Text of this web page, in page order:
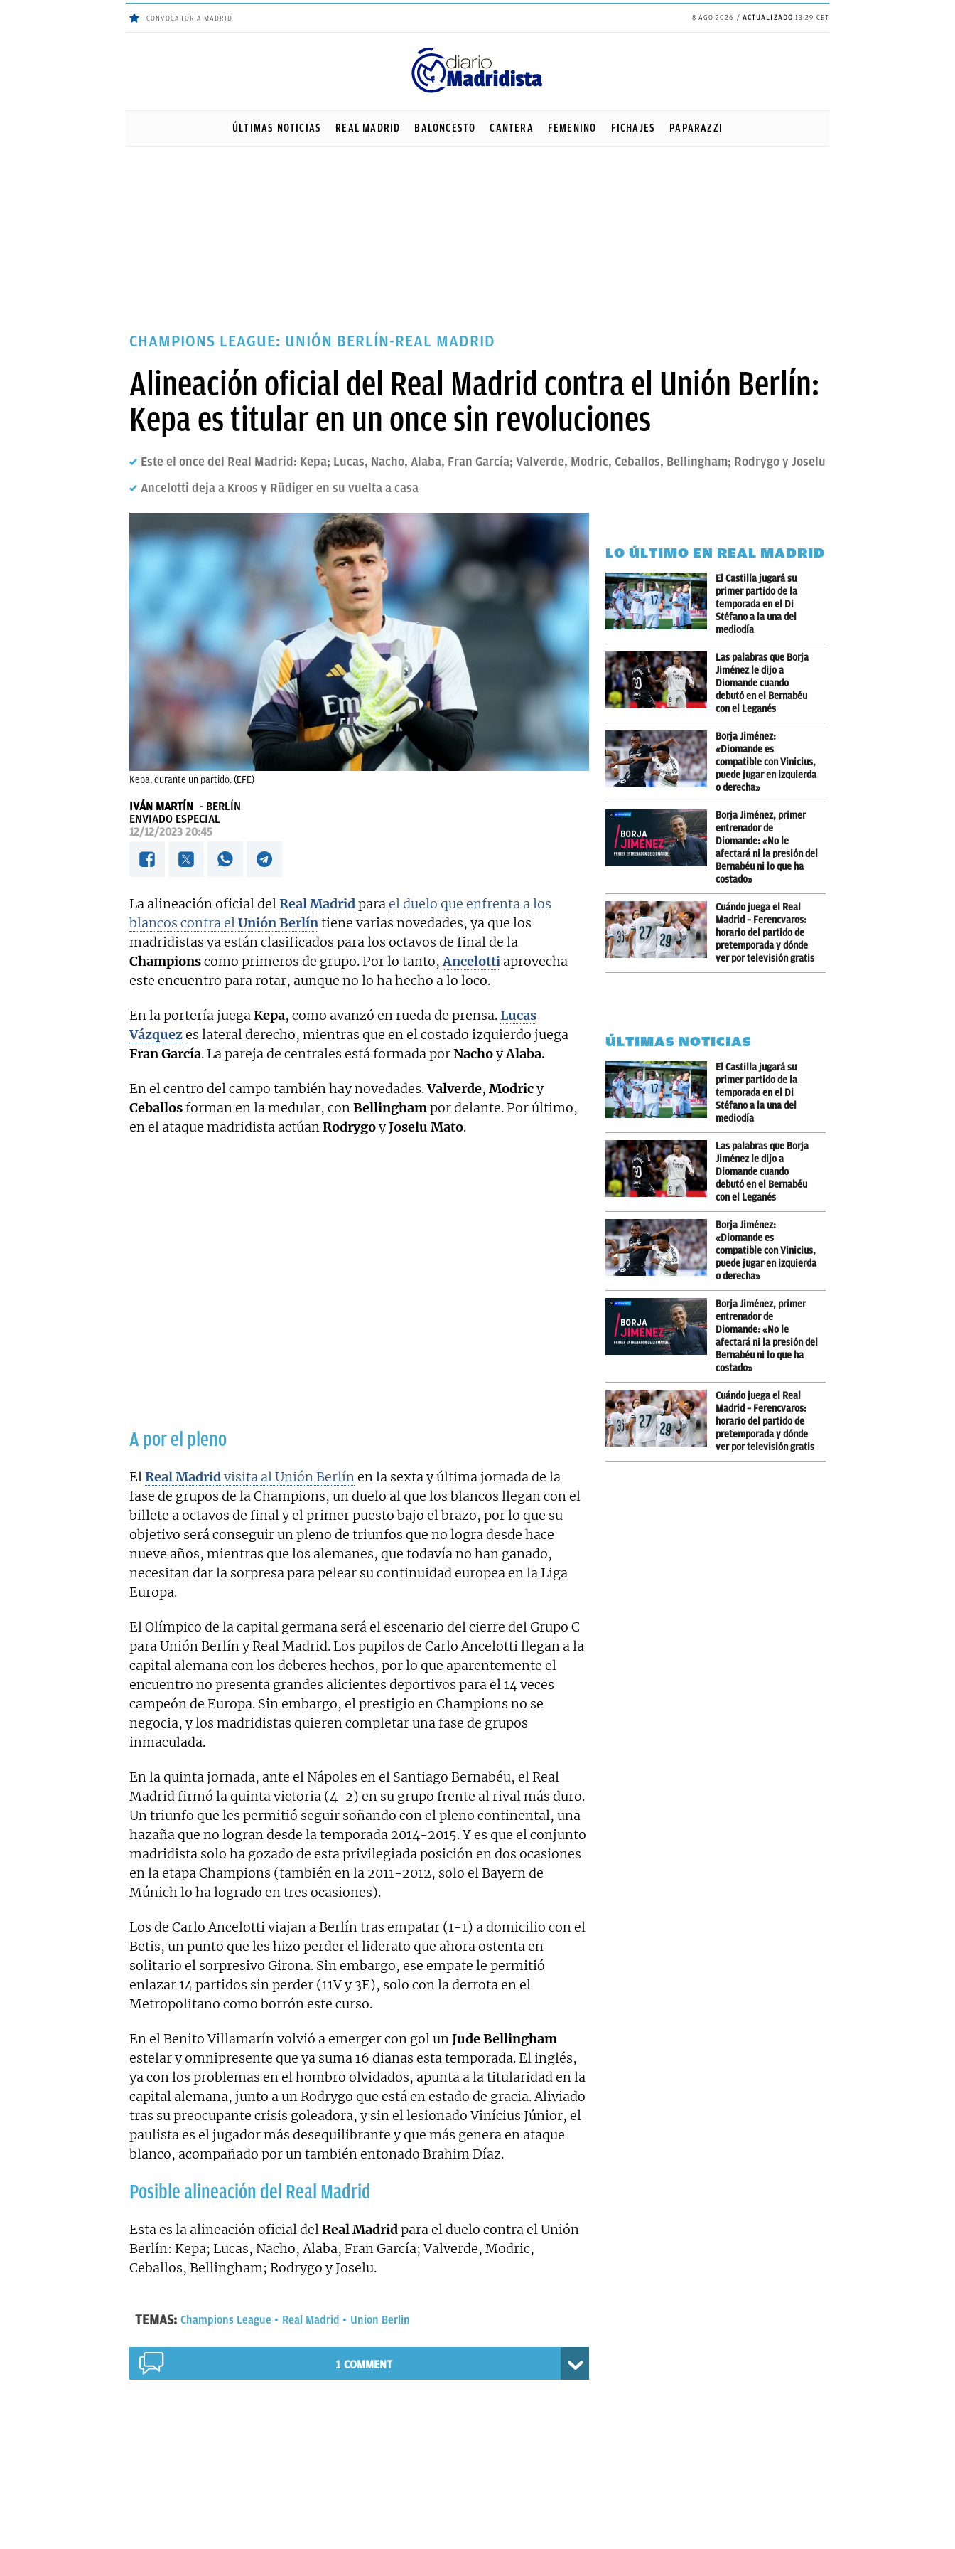
CONVOCATORIA MADRID 8 AGO 2026 ACTUALIZADO 13:29 CET
ÚLTIMAS NOTICIAS REAL MADRID BALONCESTO CANTERA FEMENINO FICHAJES PAPARAZZI
CHAMPIONS LEAGUE: UNIÓN BERLÍN-REAL MADRID
Alineación oficial del Real Madrid contra el Unión Berlín:
Kepa es titular en un once sin revoluciones
Este el once del Real Madrid: Kepa; Lucas, Nacho, Alaba, Fran García; Valverde, Modric, Ceballos, Bellingham; Rodrygo y Joselu
Ancelotti deja a Kroos y Rüdiger en su vuelta a casa
Kepa, durante un partido. (EFE)
IVÁN MARTÍN
BERLÍN
ENVIADO ESPECIAL
12/12/2023 20:45
La alineación oficial delReal Madridparael duelo que enfrenta a los
blancos contra elUnión Berlíntiene varias novedades, ya que los
madridistas ya están clasificados para los octavos de final de la
Championscomo primeros de grupo. Por lo tanto,Ancelotti aprovecha
este encuentro para rotar, aunque no lo ha hecho a lo loco.
En la portería juegaKepa, como avanzó en rueda de prensa.Lucas
Vázquezes lateral derecho, mientras que en el costado izquierdo juega
Fran García. La pareja de centrales está formada porNachoyAlaba.
En el centro del campo también hay novedades.Valverde, Modricy
Ceballosforman en la medular, conBellinghampor delante. Por último,
en el ataque madridista actúanRodrygoyJoselu Mato.
A por el pleno
ElReal Madridvisita al Unión Berlínen la sexta y última jornada de la
fase de grupos de la Champions, un duelo al que los blancos llegan con el
billete a octavos de final y el primer puesto bajo el brazo, por lo que su
objetivo será conseguir un pleno de triunfos que no logra desde hace
nueve años, mientras que los alemanes, que todavía no han ganado,
necesitan dar la sorpresa para pelear su continuidad europea en la Liga
Europa.
El Olímpico de la capital germana será el escenario del cierre del Grupo C
para Unión Berlín y Real Madrid. Los pupilos de Carlo Ancelotti llegan a la
capital alemana con los deberes hechos, por lo que aparentemente el
encuentro no presenta grandes alicientes deportivos para el 14 veces
campeón de Europa. Sin embargo, el prestigio en Champions no se
negocia, y los madridistas quieren completar una fase de grupos
inmaculada.
En la quinta jornada, ante el Nápoles en el Santiago Bernabéu, el Real
Madrid firmó la quinta victoria (4-2) en su grupo frente al rival más duro.
Un triunfo que les permitió seguir soñando con el pleno continental, una
hazaña que no logran desde la temporada 2014-2015. Y es que el conjunto
madridista solo ha gozado de esta privilegiada posición en dos ocasiones
en la etapa Champions (también en la 2011-2012, solo el Bayern de
Múnich lo ha logrado en tres ocasiones).
Los de Carlo Ancelotti viajan a Berlín tras empatar (1-1) a domicilio con el
Betis, un punto que les hizo perder el liderato que ahora ostenta en
solitario el sorpresivo Girona. Sin embargo, ese empate le permitió
enlazar 14 partidos sin perder (11V y 3E), solo con la derrota en el
Metropolitano como borrón este curso.
En el Benito Villamarín volvió a emerger con gol unJude Bellingham
estelar y omnipresente que ya suma 16 dianas esta temporada. El inglés,
ya con los problemas en el hombro olvidados, apunta a la titularidad en la
capital alemana, junto a un Rodrygo que está en estado de gracia. Aliviado
tras su preocupante crisis goleadora, y sin el lesionado Vinícius Júnior, el
paulista es el jugador más desequilibrante y que más genera en ataque
blanco, acompañado por un también entonado Brahim Díaz.
Posible alineación del Real Madrid
Esta es la alineación oficial delReal Madridpara el duelo contra el Unión
Berlín: Kepa; Lucas, Nacho, Alaba, Fran García; Valverde, Modric,
Ceballos, Bellingham; Rodrygo y Joselu.
TEMAS: Champions League Real Madrid Union Berlin
1 COMMENT
LO ÚLTIMO EN REAL MADRID
El Castilla jugará su
primer partido de la
temporada en el Di
Stéfano a la una del
mediodía
Las palabras que Borja
Jiménez le dijo a
Diomande cuando
debutó en el Bernabéu
con el Leganés
Borja Jiménez:
«Diomande es
compatible con Vinicius,
puede jugar en izquierda
o derecha»
Borja Jiménez, primer
entrenador de
Diomande: «No le
afectará ni la presión del
Bernabéu ni lo que ha
costado»
Cuándo juega el Real
Madrid – Ferencvaros:
horario del partido de
pretemporada y dónde
ver por televisión gratis
ÚLTIMAS NOTICIAS
El Castilla jugará su
primer partido de la
temporada en el Di
Stéfano a la una del
mediodía
Las palabras que Borja
Jiménez le dijo a
Diomande cuando
debutó en el Bernabéu
con el Leganés
Borja Jiménez:
«Diomande es
compatible con Vinicius,
puede jugar en izquierda
o derecha»
Borja Jiménez, primer
entrenador de
Diomande: «No le
afectará ni la presión del
Bernabéu ni lo que ha
costado»
Cuándo juega el Real
Madrid – Ferencvaros:
horario del partido de
pretemporada y dónde
ver por televisión gratis